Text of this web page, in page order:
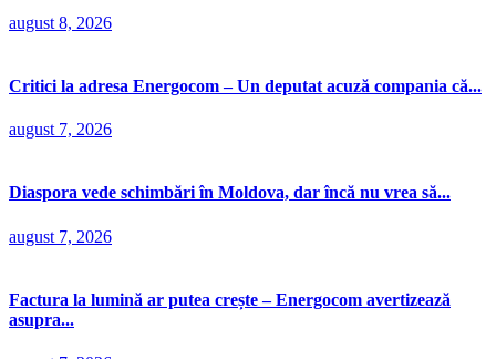
august 8, 2026
Critici la adresa Energocom – Un deputat acuză compania că...
august 7, 2026
Diaspora vede schimbări în Moldova, dar încă nu vrea să...
august 7, 2026
Factura la lumină ar putea crește – Energocom avertizează
asupra...